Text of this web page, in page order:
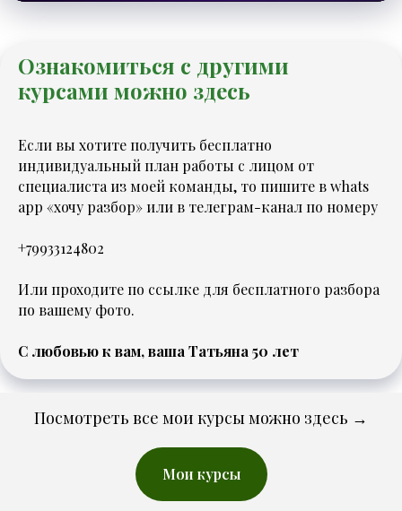
Ознакомиться с другими
курсами можно здесь
Если вы хотите получить бесплатно
индивидуальный план работы с лицом от
специалиста из моей команды, то пишите в whats
app «хочу разбор» или в телеграм-канал по номеру
+79933124802
Или проходите по ссылке для бесплатного разбора
по вашему фото.
С любовью к вам, ваша Татьяна 50 лет
Посмотреть все мои курсы можно здесь →
Мои курсы